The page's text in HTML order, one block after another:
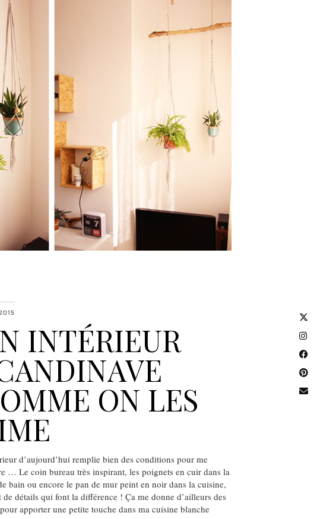
INTÉRIEUR
ON LES
d’aujourd’hui remplie bien des conditions pour me
… Le coin bureau très inspirant, les poignets en cuir dans la
bain ou encore le pan de mur peint en noir dans la cuisine,
de détails qui font la différence ! Ça me donne d’ailleurs des
apporter une petite touche dans ma cuisine blanche